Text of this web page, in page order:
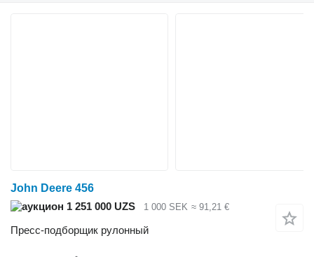
John Deere 456
1 251 000 UZS
1 000 SEK ≈ 91,21 €
Пресс-подборщик рулонный